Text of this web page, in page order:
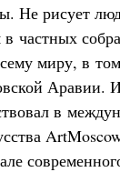
Не рисует
в частных
миру, в
Аравии.
в